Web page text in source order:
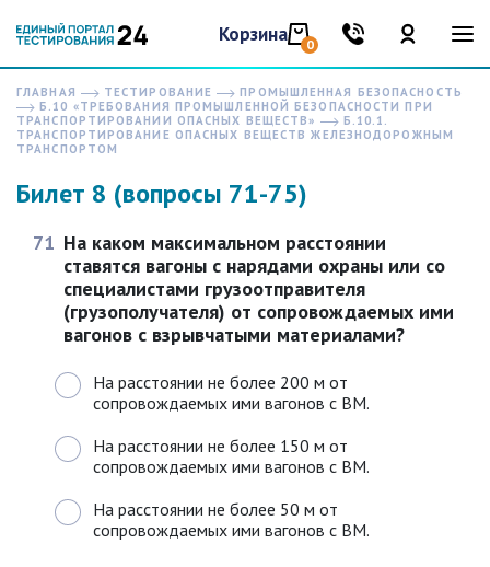
Корзина 0
ГЛАВНАЯ ТЕСТИРОВАНИЕ
ПРОМЫШЛЕННАЯ БЕЗОПАСНОСТЬ
Б.10 «ТРЕБОВАНИЯ ПРОМЫШЛЕННОЙ БЕЗОПАСНОСТИ ПРИ
ТРАНСПОРТИРОВАНИИ ОПАСНЫХ ВЕЩЕСТВ»
Б.10.1.
ТРАНСПОРТИРОВАНИЕ ОПАСНЫХ ВЕЩЕСТВ ЖЕЛЕЗНОДОРОЖНЫМ
ТРАНСПОРТОМ
Билет 8 (вопросы 71-75)
71 На каком максимальном расстоянии
ставятся вагоны с нарядами охраны или со
специалистами грузоотправителя
(грузополучателя) от сопровождаемых ими
вагонов с взрывчатыми материалами?
На расстоянии не более 200 м от
сопровождаемых ими вагонов с ВМ.
На расстоянии не более 150 м от
сопровождаемых ими вагонов с ВМ.
На расстоянии не более 50 м от
сопровождаемых ими вагонов с ВМ.